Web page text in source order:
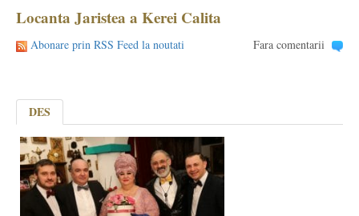
Locanta Jaristea a Kerei Calita
Abonare prin RSS Feed la noutati Fara comentarii
DES